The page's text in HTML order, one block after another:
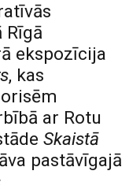
Rīgā
ekspozīcija
, kas
ar Rotu
Skaistā
pastāvīgajā